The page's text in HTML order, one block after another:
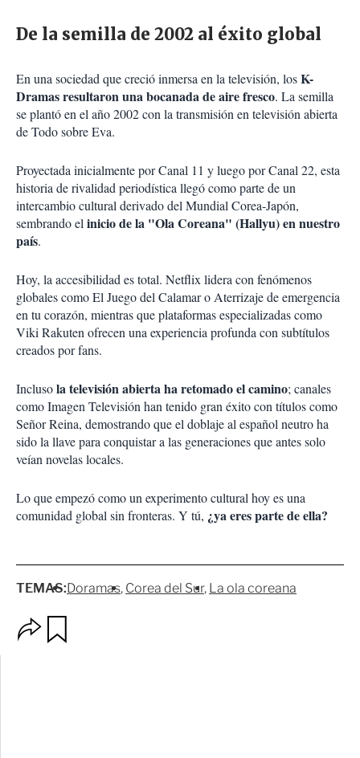
De la semilla de 2002 al éxito global
En una sociedad que creció inmersa en la televisión, losK-
Dramas resultaron una bocanada de aire fresco. La semilla
se plantó en el año 2002 con la transmisión en televisión abierta
de Todo sobre Eva.
Proyectada inicialmente por Canal 11 y luego por Canal 22, esta
historia de rivalidad periodística llegó como parte de un
intercambio cultural derivado del Mundial Corea-Japón,
sembrando elinicio de la "Ola Coreana" (Hallyu) en nuestro
país.
Hoy, la accesibilidad es total. Netflix lidera con fenómenos
globales como El Juego del Calamar o Aterrizaje de emergencia
en tu corazón, mientras que plataformas especializadas como
Viki Rakuten ofrecen una experiencia profunda con subtítulos
creados por fans.
Inclusola televisión abierta ha retomado el camino; canales
como Imagen Televisión han tenido gran éxito con títulos como
Señor Reina, demostrando que el doblaje al español neutro ha
sido la llave para conquistar a las generaciones que antes solo
veían novelas locales.
Lo que empezó como un experimento cultural hoy es una
comunidad global sin fronteras. Y tú, ¿ya eres parte de ella?
TEMAS:Doramas Corea del Sur La ola coreana